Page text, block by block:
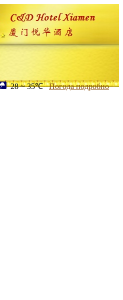
28 ~ 35℃ Погода подробно